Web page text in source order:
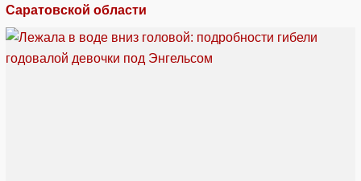
Саратовской области